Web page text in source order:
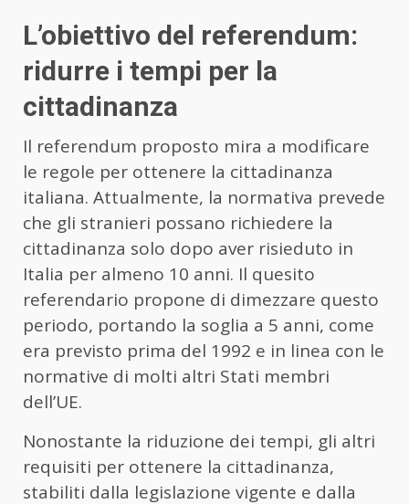
L’obiettivo del referendum:
ridurre i tempi per la
cittadinanza
Il referendum proposto mira a modificare
le regole per ottenere la cittadinanza
italiana. Attualmente, la normativa prevede
che gli stranieri possano richiedere la
cittadinanza solo dopo aver risieduto in
Italia per almeno 10 anni. Il quesito
referendario propone di dimezzare questo
periodo, portando la soglia a 5 anni, come
era previsto prima del 1992 e in linea con le
normative di molti altri Stati membri
dell’UE.
Nonostante la riduzione dei tempi, gli altri
requisiti per ottenere la cittadinanza,
stabiliti dalla legislazione vigente e dalla